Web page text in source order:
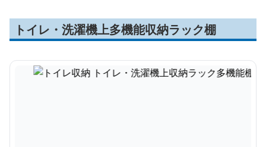
トイレ・洗濯機上多機能収納ラック棚